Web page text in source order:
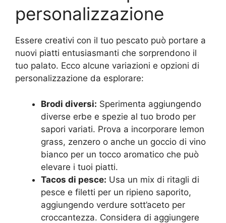
personalizzazione
Essere creativi con il tuo pescato può portare a
nuovi piatti entusiasmanti che sorprendono il
tuo palato. Ecco alcune variazioni e opzioni di
personalizzazione da esplorare:
Brodi diversi: Sperimenta aggiungendo
diverse erbe e spezie al tuo brodo per
sapori variati. Prova a incorporare lemon
grass, zenzero o anche un goccio di vino
bianco per un tocco aromatico che può
elevare i tuoi piatti.
Tacos di pesce: Usa un mix di ritagli di
pesce e filetti per un ripieno saporito,
aggiungendo verdure sott’aceto per
croccantezza. Considera di aggiungere